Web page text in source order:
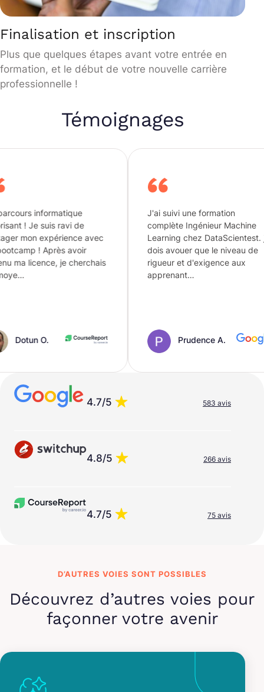
Finalisation et inscription
Plus que quelques étapes avant votre entrée en
formation, et le début de votre nouvelle carrière
professionnelle !
Témoignages
de
avec
avoir
cherchais
J'ai suivi une formation
complète Ingénieur Machine
Learning chez DataScientest. je
dois avouer que le niveau de
rigueur et d'exigence aux
Prudence A.
je
4.7/5 583 avis
4.8/5 266 avis
4.7/5 75 avis
D’AUTRES VOIES SONT POSSIBLES
Découvrez d’autres voies pour
façonner votre avenir